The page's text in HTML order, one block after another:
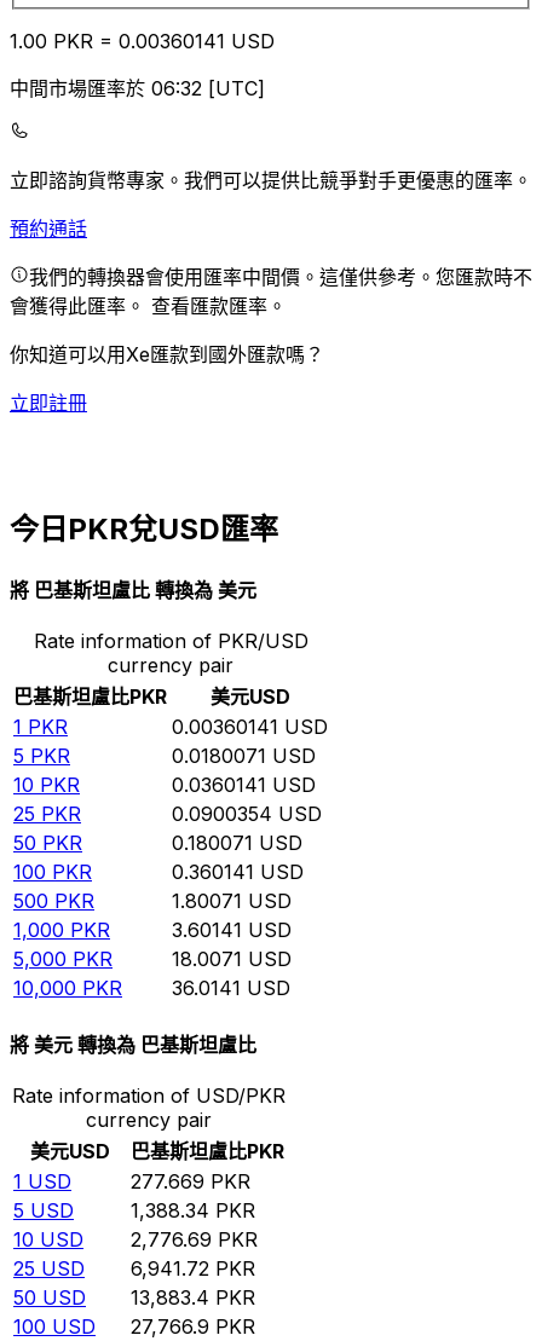
1.00 PKR = 0.00360141 USD
中間市場匯率於 06:32 [UTC]
立即諮詢貨幣專家。 我們可以提供比競爭對手更優惠的匯率。
預約通話
我們的轉換器會使用匯率中間價。這僅供參考。您匯款時不
會獲得此匯率。 查看匯款匯率。
你知道可以用Xe匯款到國外匯款嗎？
立即註冊
今日PKR兌USD匯率
將 巴基斯坦盧比 轉換為 美元
Rate information of PKR/USD
currency pair
巴基斯坦盧比PKR 美元USD
1 PKR 0.00360141 USD
5 PKR 0.0180071 USD
10 PKR 0.0360141 USD
25 PKR 0.0900354 USD
50 PKR 0.180071 USD
100 PKR 0.360141 USD
500 PKR 1.80071 USD
1,000 PKR 3.60141 USD
5,000 PKR 18.0071 USD
10,000 PKR 36.0141 USD
將 美元 轉換為 巴基斯坦盧比
Rate information of USD/PKR
currency pair
美元USD 巴基斯坦盧比PKR
1 USD 277.669 PKR
5 USD 1,388.34 PKR
10 USD 2,776.69 PKR
25 USD 6,941.72 PKR
50 USD 13,883.4 PKR
100 USD 27,766.9 PKR